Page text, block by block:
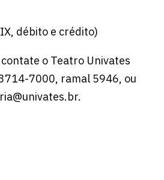
débito e crédito)
o Teatro Univates
7000, ramal 5946, ou